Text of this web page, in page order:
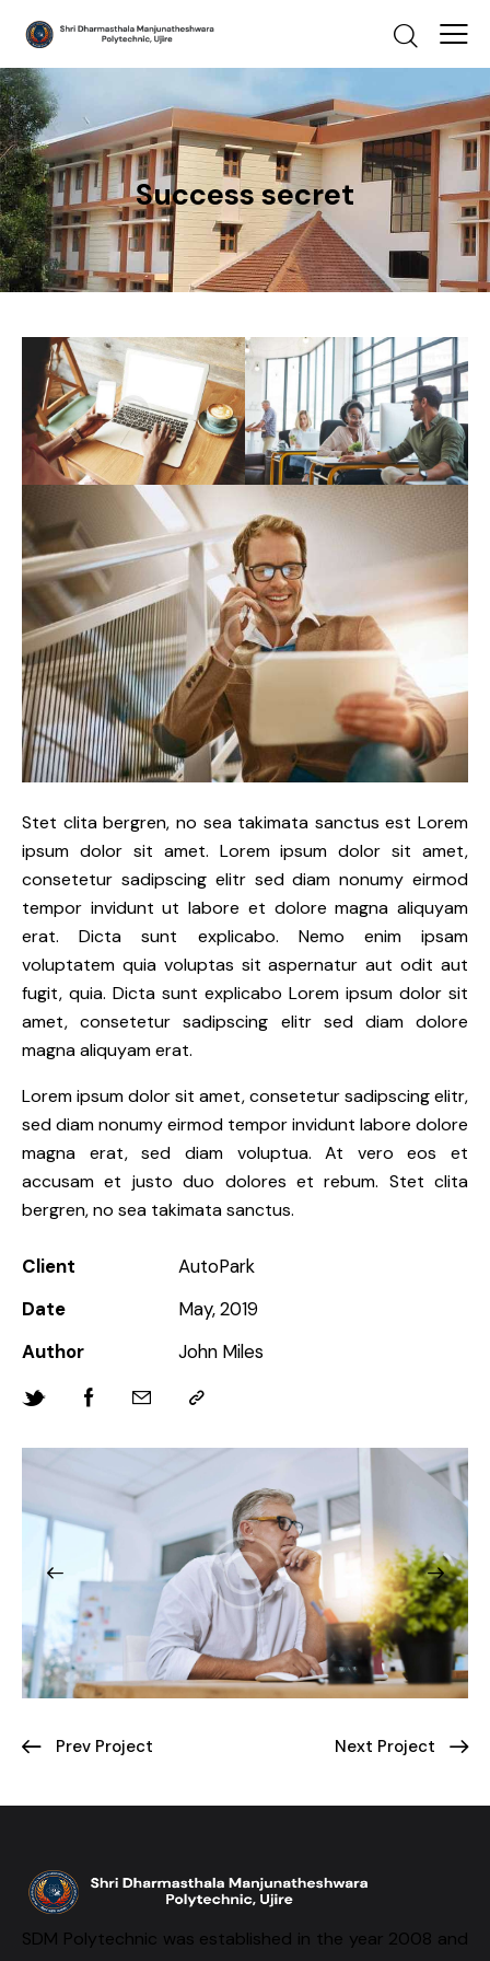
Success secret
Stet clita bergren, no sea takimata sanctus est Lorem
ipsum dolor sit amet. Lorem ipsum dolor sit amet,
consetetur sadipscing elitr sed diam nonumy eirmod
tempor invidunt ut labore et dolore magna aliquyam
erat. Dicta sunt explicabo. Nemo enim ipsam
voluptatem quia voluptas sit aspernatur aut odit aut
fugit, quia. Dicta sunt explicabo Lorem ipsum dolor sit
amet, consetetur sadipscing elitr sed diam dolore
magna aliquyam erat.
Lorem ipsum dolor sit amet, consetetur sadipscing elitr,
sed diam nonumy eirmod tempor invidunt labore dolore
magna erat, sed diam voluptua. At vero eos et
accusam et justo duo dolores et rebum. Stet clita
bergren, no sea takimata sanctus.
Client
AutoPark
Date
May, 2019
Author
John Miles
Prev Project Next Project
SDM Polytechnic was established in the year 2008 and